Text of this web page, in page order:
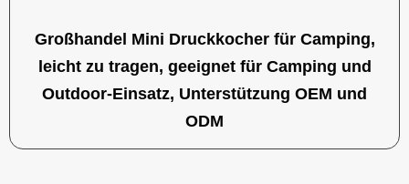
Großhandel Mini Druckkocher für Camping,
leicht zu tragen, geeignet für Camping und
Outdoor-Einsatz, Unterstützung OEM und
ODM